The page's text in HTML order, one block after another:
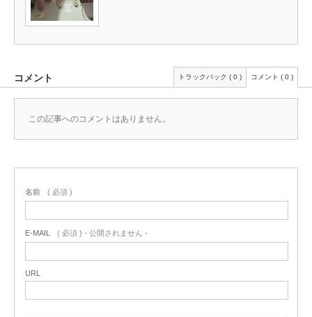
コメント トラックバック ( 0 ) コメント ( 0 )
この記事へのコメントはありません。
名前 ( 必須 )
E-MAIL ( 必須 ) - 公開されません -
URL